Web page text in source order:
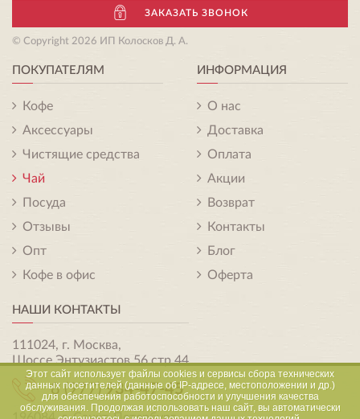
ЗАКАЗАТЬ ЗВОНОК
© Copyright 2026 ИП Колосков Д. А.
ПОКУПАТЕЛЯМ
Кофе
Аксессуары
Чистящие средства
Чай
Посуда
Отзывы
Опт
Кофе в офис
ИНФОРМАЦИЯ
О нас
Доставка
Оплата
Акции
Возврат
Контакты
Блог
Оферта
НАШИ КОНТАКТЫ
111024, г. Москва,
Шоссе Энтузиастов 56 стр.44
8 (977)934-47-45
Этот сайт использует файлы cookies и сервисы сбора технических
данных посетителей (данные об IP-адресе, местоположении и др.)
для обеспечения работоспособности и улучшения качества
обслуживания. Продолжая использовать наш сайт, вы автоматически